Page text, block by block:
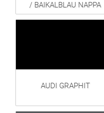
/ BAIKALBLAU NAPPA
AUDI GRAPHIT